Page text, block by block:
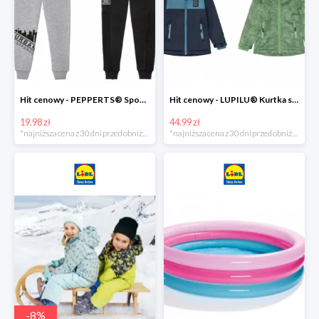
Hit cenowy - PEPPERTS® Spodnie dresowe chłopięce, 1 para
19.98 zł
Hit cenowy - LUPILU® Kurtka softshell chłopięca, 1 sztuka
44.99 zł
-8%